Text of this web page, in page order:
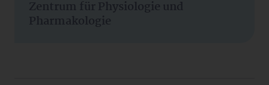
Zentrum für Physiologie und
Pharmakologie